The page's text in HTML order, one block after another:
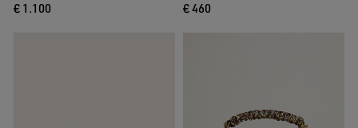
€ 1.100 € 460